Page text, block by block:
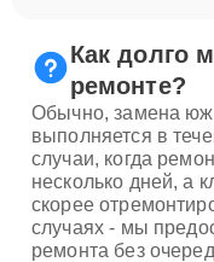
Как долго
ремонте?
Обычно, замена
выполняется в
случаи, когда
несколько дней, а
скорее
случаях - мы
ремонта без